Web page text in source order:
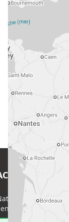
de l’Expertise
Regnault,